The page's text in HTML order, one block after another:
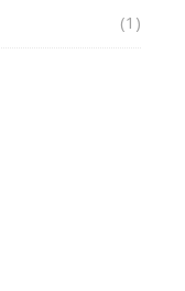
(1)